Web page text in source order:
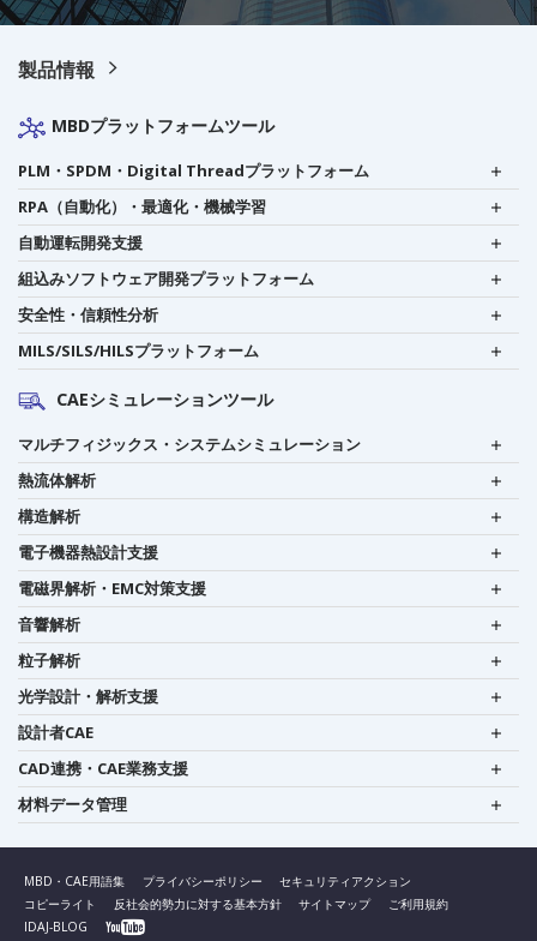
製品情報
MBDプラットフォームツール
PLM・SPDM・Digital Threadプラットフォーム
RPA（自動化）・最適化・機械学習
自動運転開発支援
組込みソフトウェア開発プラットフォーム
安全性・信頼性分析
MILS/SILS/HILSプラットフォーム
CAEシミュレーションツール
マルチフィジックス・システムシミュレーション
熱流体解析
構造解析
電子機器熱設計支援
電磁界解析・EMC対策支援
音響解析
粒子解析
光学設計・解析支援
設計者CAE
CAD連携・CAE業務支援
材料データ管理
MBD・CAE用語集 プライバシーポリシー
セキュリティアクション
コピーライト
反社会的勢力に対する基本方針 サイトマップ
ご利用規約
IDAJ-BLOG